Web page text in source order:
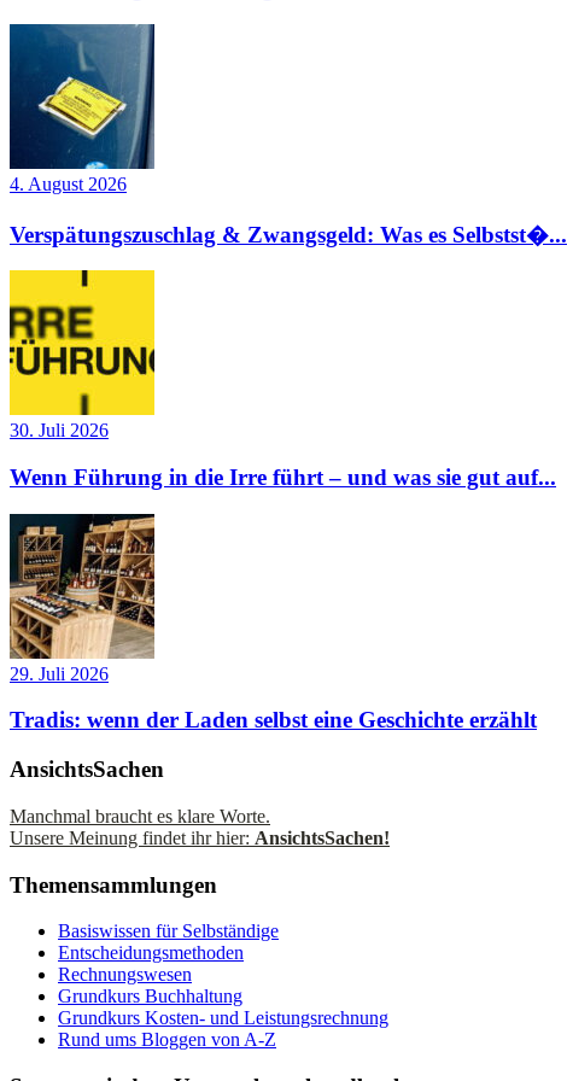
4. August 2026
Verspätungszuschlag & Zwangsgeld: Was es Selbstst�...
30. Juli 2026
Wenn Führung in die Irre führt – und was sie gut auf...
29. Juli 2026
Tradis: wenn der Laden selbst eine Geschichte erzählt
AnsichtsSachen
Manchmal braucht es klare Worte.
Unsere Meinung findet ihr hier: AnsichtsSachen!
Themensammlungen
Basiswissen für Selbständige
Entscheidungsmethoden
Rechnungswesen
Grundkurs Buchhaltung
Grundkurs Kosten- und Leistungsrechnung
Rund ums Bloggen von A-Z